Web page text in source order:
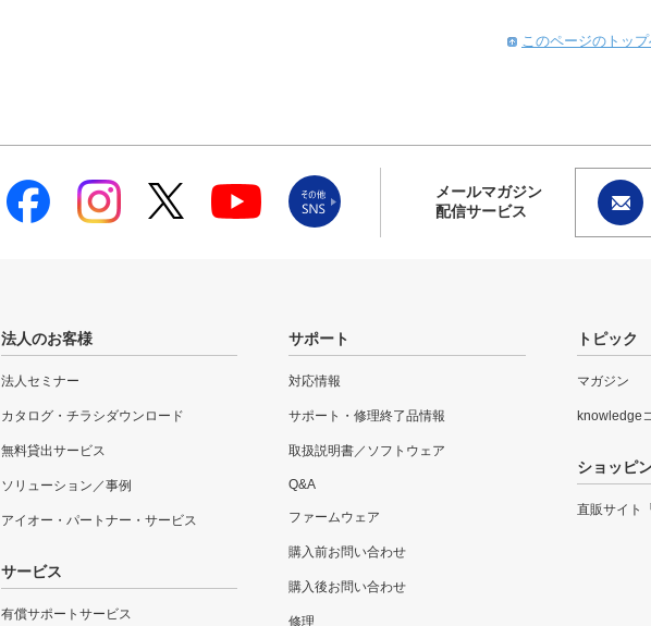
このページのトッ
メールマガジン
配信サービス
法人のお客様
法人セミナー
カタログ・チラシダウンロード
無料貸出サービス
ソリューション／事例
アイオー・パートナー・サービス
サービス
有償サポートサービス
サポート
対応情報
サポート・修理終了品情報
取扱説明書／ソフトウェア
Q&A
ファームウェア
購入前お問い合わせ
購入後お問い合わせ
修理
トピック
マガジン
knowledge
ショッピ
直販サイト